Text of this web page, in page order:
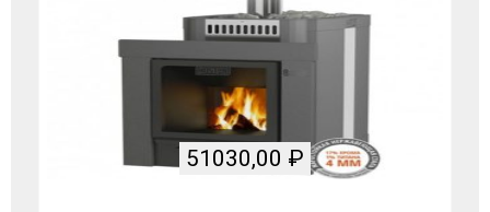
51030,00 ₽